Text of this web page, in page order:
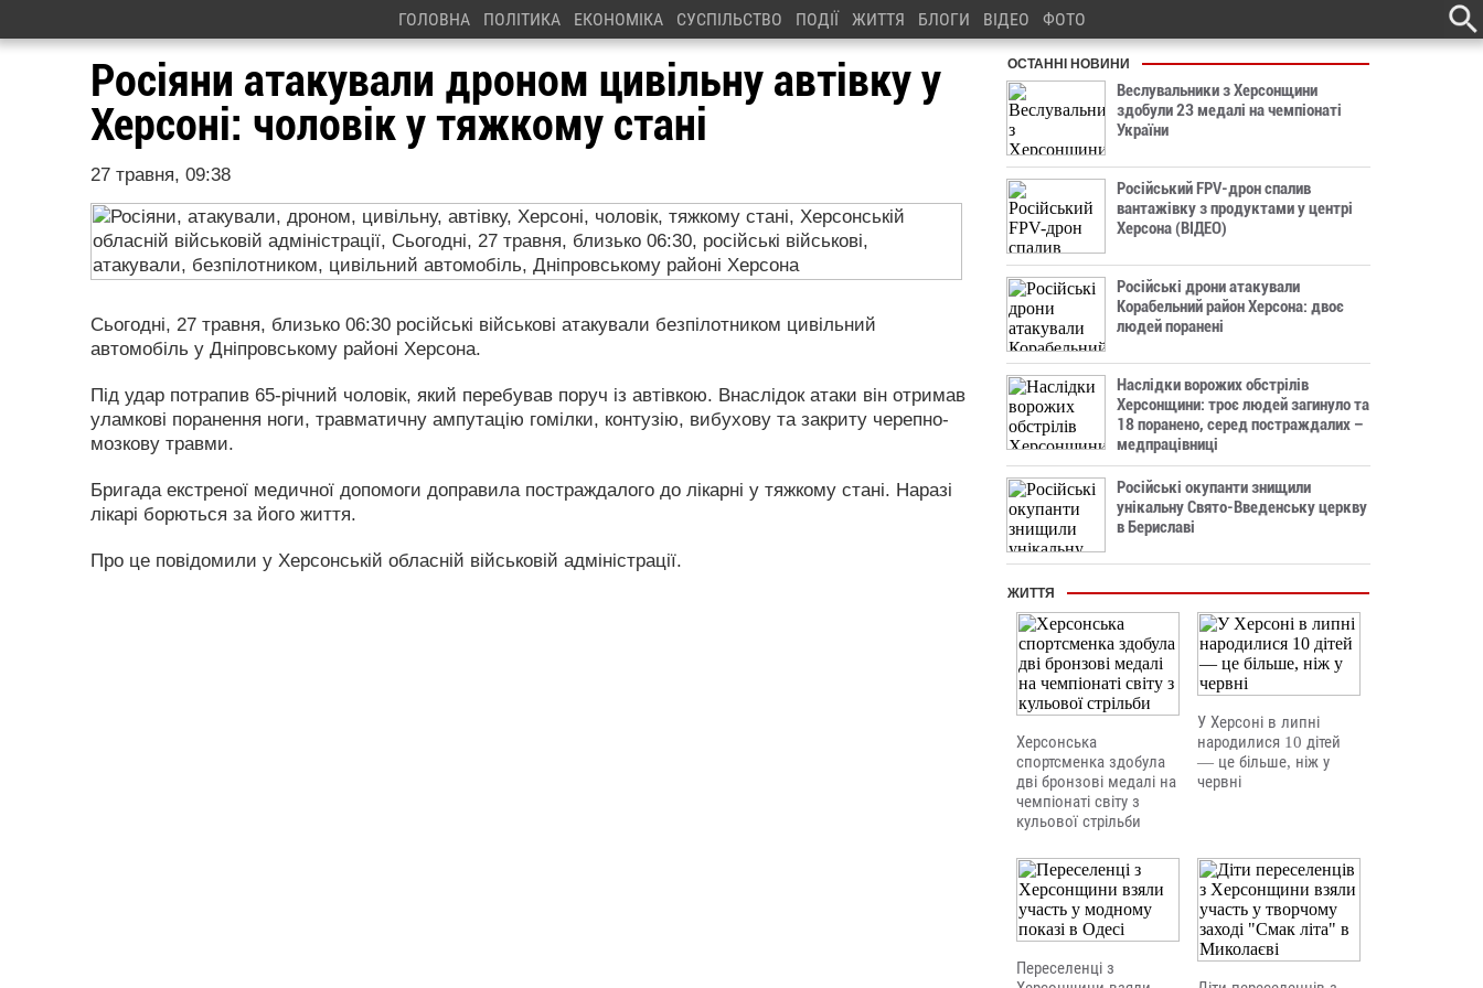
ГОЛОВНА ПОЛІТИКА ЕКОНОМІКА СУСПІЛЬСТВО ПОДІЇ ЖИТТЯ БЛОГИ ВІДЕО ФОТО
Росіяни атакували дроном цивільну автівку у
Херсоні: чоловік у тяжкому стані
27 травня, 09:38
Сьогодні, 27 травня, близько 06:30 російські військові атакували безпілотником цивільний
автомобіль у Дніпровському районі Херсона.
Під удар потрапив 65-річний чоловік, який перебував поруч із автівкою. Внаслідок атаки він отримав
уламкові поранення ноги, травматичну ампутацію гомілки, контузію, вибухову та закриту черепно-
мозкову травми.
Бригада екстреної медичної допомоги доправила постраждалого до лікарні у тяжкому стані. Наразі
лікарі борються за його життя.
Про це повідомили у Херсонській обласній військовій адміністрації.
ОСТАННІ НОВИНИ
Веслувальники з Херсонщини
здобули 23 медалі на чемпіонаті
України
Російський FPV-дрон спалив
вантажівку з продуктами у центрі
Херсона (ВІДЕО)
Російські дрони атакували
Корабельний район Херсона: двоє
людей поранені
Наслідки ворожих обстрілів
Херсонщини: троє людей загинуло та
18 поранено, серед постраждалих –
медпрацівниці
Російські окупанти знищили
унікальну Свято-Введенську церкву
в Бериславі
ЖИТТЯ
Херсонська
спортсменка здобула
дві бронзові медалі на
чемпіонаті світу з
кульової стрільби
У Херсоні в липні
народилися 10 дітей
— це більше, ніж у
червні
Переселенці з